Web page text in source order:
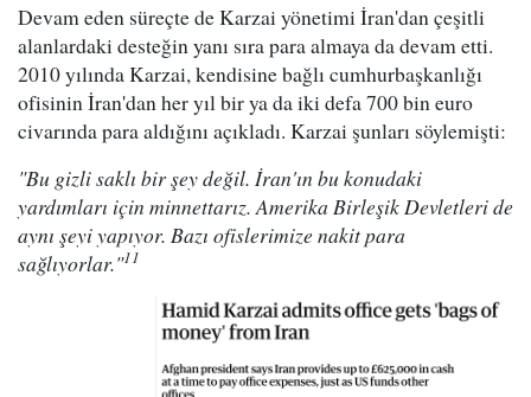
Devam eden süreçte de Karzai yönetimi İran'dan çeşitli
alanlardaki desteğin yanı sıra para almaya da devam etti.
2010 yılında Karzai, kendisine bağlı cumhurbaşkanlığı
ofisinin İran'dan her yıl bir ya da iki defa 700 bin euro
civarında para aldığını açıkladı. Karzai şunları söylemişti:
"Bu gizli saklı bir şey değil. İran'ın bu konudaki
yardımları için minnettarız. Amerika Birleşik Devletleri de
aynı şeyi yapıyor. Bazı ofislerimize nakit para
sağlıyorlar."11